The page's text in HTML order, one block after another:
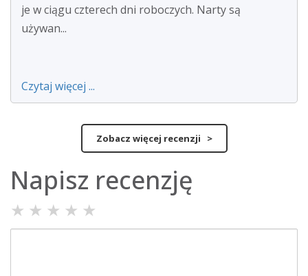
je w ciągu czterech dni roboczych. Narty są
używan...
Czytaj więcej ...
Zobacz więcej recenzji >
Napisz recenzję
★ ★ ★ ★ ★